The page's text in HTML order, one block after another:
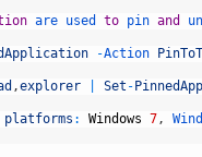
are used to pin and
-Action
,explorer Set -
platforms : Windows 7,